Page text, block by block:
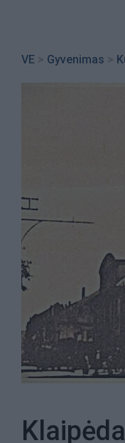
VE > Gyvenimas >